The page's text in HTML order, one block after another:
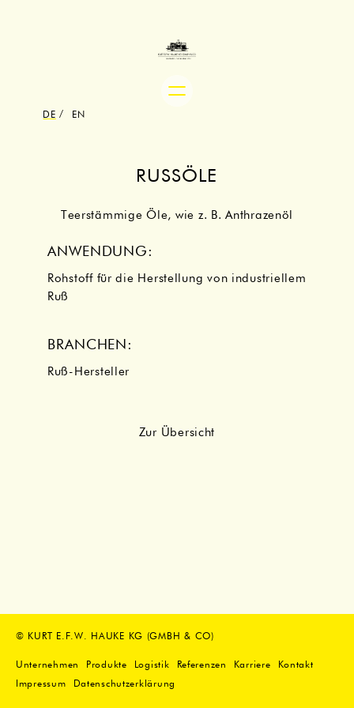
DE EN
RUSSÖLE
Teerstämmige Öle, wie z. B. Anthrazenöl
ANWENDUNG:
Rohstoff für die Herstellung von industriellem
Ruß
BRANCHEN:
Ruß-Hersteller
Zur Übersicht
© KURT E.F.W. HAUKE KG (GMBH & CO)
Unternehmen Produkte Logistik Referenzen Karriere
Kontakt
Impressum
Datenschutzerklärung